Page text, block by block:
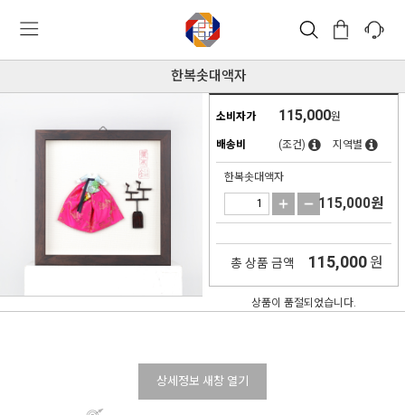
한복솟대액자
소비자가 115,000원
배송비 (조건) 지역별
한복솟대액자
115,000원
총 상품 금액 115,000 원
상품이 품절되었습니다.
상세정보 새창 열기